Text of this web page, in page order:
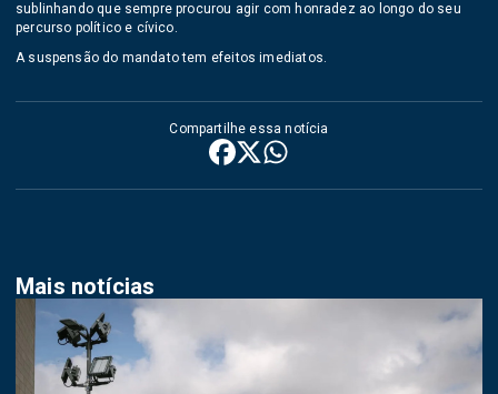
sublinhando que sempre procurou agir com honradez ao longo do seu
percurso político e cívico.
A suspensão do mandato tem efeitos imediatos.
Compartilhe essa notícia
Mais notícias